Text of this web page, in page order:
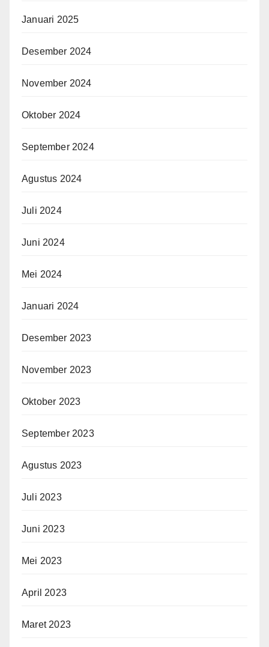
Januari 2025
Desember 2024
November 2024
Oktober 2024
September 2024
Agustus 2024
Juli 2024
Juni 2024
Mei 2024
Januari 2024
Desember 2023
November 2023
Oktober 2023
September 2023
Agustus 2023
Juli 2023
Juni 2023
Mei 2023
April 2023
Maret 2023